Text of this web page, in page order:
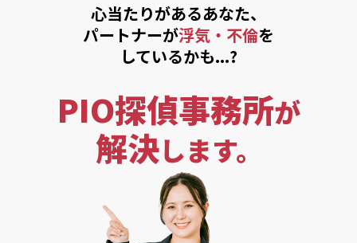
心当たりがあるあなた、
パートナーが浮気・不倫を
しているかも...?
PIO探偵事務所が
解決します。